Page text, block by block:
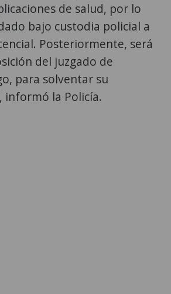
de salud, por lo
bajo custodia policial a
Posteriormente, será
del juzgado de
para solventar su
informó la Policía.